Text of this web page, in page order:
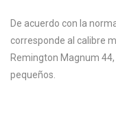
De acuerdo con la
corresponde al calibre
Remington Magnum
pequeños.